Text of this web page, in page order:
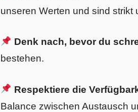
unseren Werten und sind strikt
Denk nach, bevor du
bestehen.
Respektiere die
Balance zwischen Austausch